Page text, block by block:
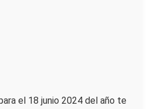
el 18 junio 2024 del año te